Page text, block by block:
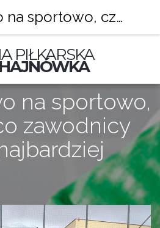
PIŁKARSKA
na sportowo,
zawodnicy
Majówkowo na sportowo, czyli to co zawodnicy lubią najbardziej – Pasja Hajnówka